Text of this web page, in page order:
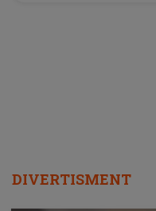
DIVERTISMENT